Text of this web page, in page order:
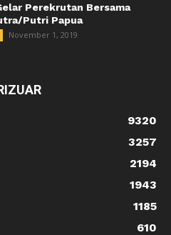
Perekrutan Bersama
Putri Papua
November 1, 2019
9320
3257
2194
1943
1185
610